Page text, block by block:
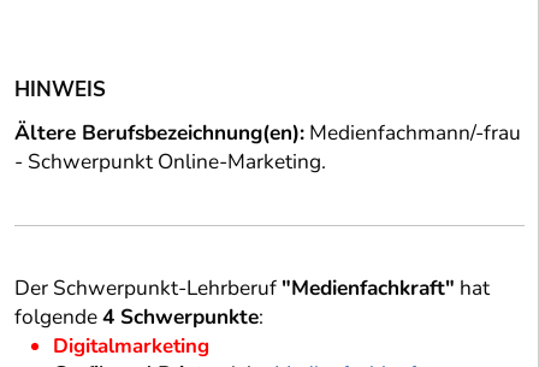
HINWEIS
Ältere Berufsbezeichnung(en): Medienfachmann/-frau
- Schwerpunkt Online-Marketing.
Der Schwerpunkt-Lehrberuf "Medienfachkraft" hat
folgende4 Schwerpunkte:
Digitalmarketing